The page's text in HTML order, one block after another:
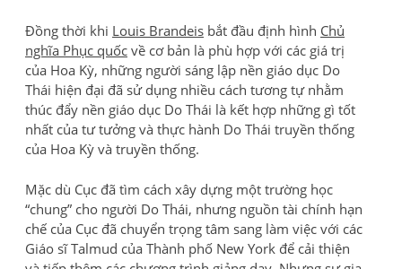
Đồng thời khi Louis Brandeis bắt đầu định hình Chủ
nghĩa Phục quốc về cơ bản là phù hợp với các giá trị
của Hoa Kỳ, những người sáng lập nền giáo dục Do
Thái hiện đại đã sử dụng nhiều cách tương tự nhằm
thúc đẩy nền giáo dục Do Thái là kết hợp những gì tốt
nhất của tư tưởng và thực hành Do Thái truyền thống
của Hoa Kỳ và truyền thống.
Mặc dù Cục đã tìm cách xây dựng một trường học
“chung” cho người Do Thái, nhưng nguồn tài chính hạn
chế của Cục đã chuyển trọng tâm sang làm việc với các
Giáo sĩ Talmud của Thành phố New York để cải thiện